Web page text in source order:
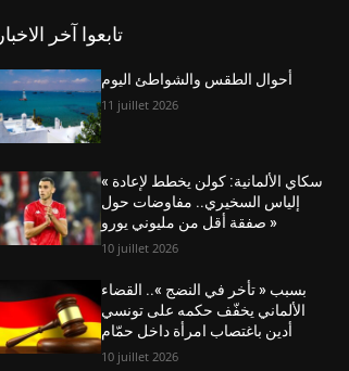
تابعوا آخر الاخبار
أحوال الطقس والشواطئ اليوم
11 juillet 2026
« سكاي الألمانية: كولن يخطط لإعادة
إلياس السخيري.. مفاوضات حول
صفقة أقل من مليوني يورو »
10 juillet 2026
بسبب « تأخر في النضج ».. القضاء
الألماني يخفّف حكمه على تونسي
أدين باغتصاب امرأة داخل حمّام
10 juillet 2026